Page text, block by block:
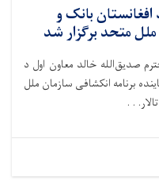
بانک و
ملل متحد برگزار شد
صدیق‌الله خالد معاون اول د
برنامه انکشافی سازمان ملل
. .